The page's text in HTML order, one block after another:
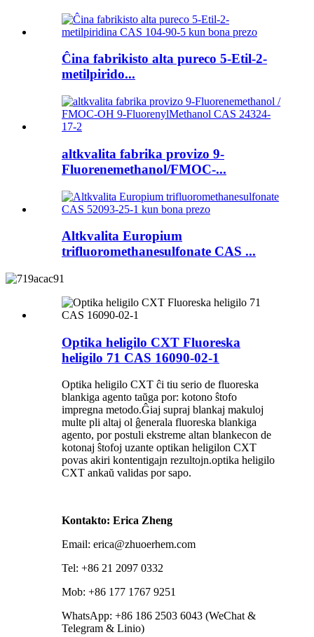
Ĉina fabrikisto alta pureco 5-Etil-2-
metilpirido...
altkvalita fabrika provizo 9-
Fluorenemethanol/FMOC-...
Altkvalita Europium
trifluoromethanesulfonate CAS ...
Optika heligilo CXT Fluoreska
heligilo 71 CAS 16090-02-1
Optika heligilo CXT ĉi tiu serio de fluoreska
blankiga agento taŭga por: kotono ŝtofo
impregna metodo.Ĝiaj supraj blankaj makuloj
multe pli altaj ol ĝenerala fluoreska blankiga
agento, por postuli ekstreme altan blankecon de
kotonaj ŝtofoj uzante optikan heligilon CXT
povas akiri kontentigajn rezultojn.optika heligilo
CXT ankaŭ validas por sapo.
Kontakto: Erica Zheng
Email: erica@zhuoerhem.com
Tel: +86 21 2097 0332
Mob: +86 177 1767 9251
WhatsApp: +86 186 2503 6043 (WeChat &
Telegram & Linio)